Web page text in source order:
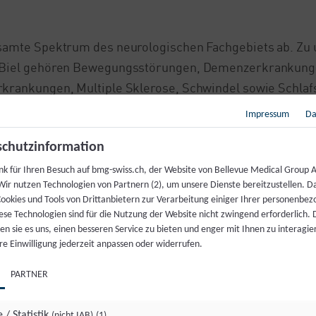
Spektrum des neurologischen Fachgebiets ab. Zu
gehören Bewegungsstörungen,
Multiple Sklerose, Schwindel sowie
die Weiterbehandlung nahtlos durch spezialisierte
Netzwerks.
zeitnahe Abklärung akuter Beschwerden, präzise
Betreuung und eine individuell angepasste
und Kollegen bieten wir einen direkten
eine koordinierte und bestmögliche Betreuung in der
Impressum
für Ihren Besuch auf bmg-swiss.ch, der Website von Bellevue Medical Group
nutzen Technologien von Partnern (2), um unsere Dienste bereitzustellen.
und Tools von Drittanbietern zur Verarbeitung einiger Ihrer
Technologien sind für die Nutzung der Website nicht zwingend erforderlich.
sie es uns, einen besseren Service zu bieten und enger mit Ihnen zu
Einwilligung jederzeit anpassen oder widerrufen.
PARTNER